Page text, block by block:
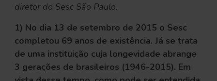
diretor do Sesc São Paulo.
1) No dia 13 de setembro de 2015 o Sesc
completou 69 anos de existência. Já se trata
de uma instituição cuja longevidade abrange
3 gerações de brasileiros (1946-2015). Em